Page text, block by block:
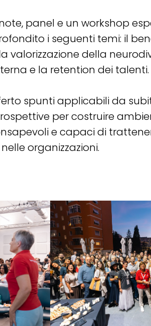
panel e un workshop
i seguenti temi: il
valorizzazione della
e la retention dei talenti.
spunti applicabili da
per costruire
e capaci di
organizzazioni.